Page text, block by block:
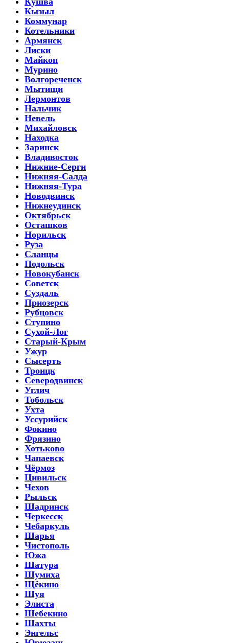
Кызыл
Коммунар
Котельники
Армянск
Лиски
Майкоп
Мурино
Волгореченск
Мытищи
Лермонтов
Нальчик
Невель
Михайловск
Находка
Заринск
Владивосток
Нижние-Серги
Нижняя-Салда
Нижняя-Тура
Новодвинск
Нижнеудинск
Октябрьск
Осташков
Норильск
Руза
Сланцы
Подольск
Новокубанск
Советск
Суздаль
Приозерск
Рубцовск
Ступино
Сухой-Лог
Старый-Крым
Ужур
Сысерть
Троицк
Северодвинск
Углич
Тобольск
Ухта
Уссурийск
Фокино
Фрязино
Хотьково
Чапаевск
Чёрмоз
Цивильск
Чехов
Рыльск
Шадринск
Черкесск
Чебаркуль
Шарья
Чистополь
Южа
Шатура
Шумиха
Щёкино
Шуя
Элиста
Шебекино
Шахты
Энгельс